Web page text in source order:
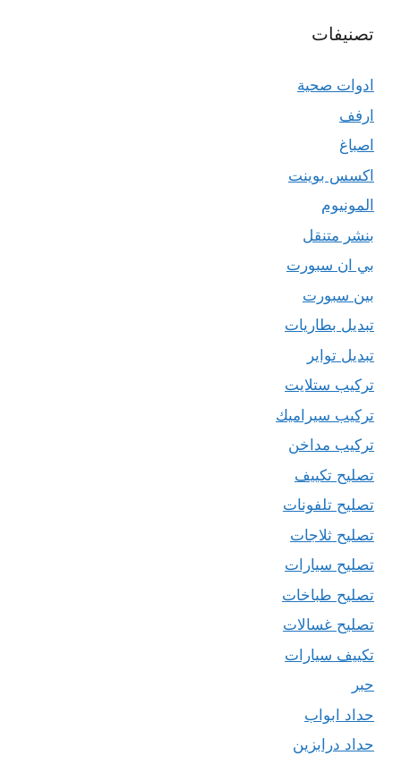
تصنيفات
ادوات صحية
ارفف
اصباغ
اكسس بوينت
المونيوم
بنشر متنقل
بي ان سبورت
بين سبورت
تبديل بطاريات
تبديل تواير
تركيب ستلايت
تركيب سيراميك
تركيب مداخن
تصليح تكييف
تصليح تلفونات
تصليح ثلاجات
تصليح سيارات
تصليح طباخات
تصليح غسالات
تكييف سيارات
حبر
حداد ابواب
حداد درابزين